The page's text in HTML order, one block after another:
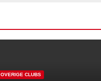
OVERIGE CLUBS